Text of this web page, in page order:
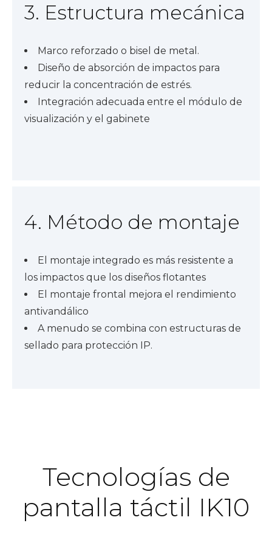
3. Estructura mecánica
Marco reforzado o bisel de metal.
Diseño de absorción de impactos para
reducir la concentración de estrés.
Integración adecuada entre el módulo de
visualización y el gabinete
4. Método de montaje
El montaje integrado es más resistente a
los impactos que los diseños flotantes
El montaje frontal mejora el rendimiento
antivandálico
A menudo se combina con estructuras de
sellado para protección IP.
Tecnologías de
pantalla táctil IK10